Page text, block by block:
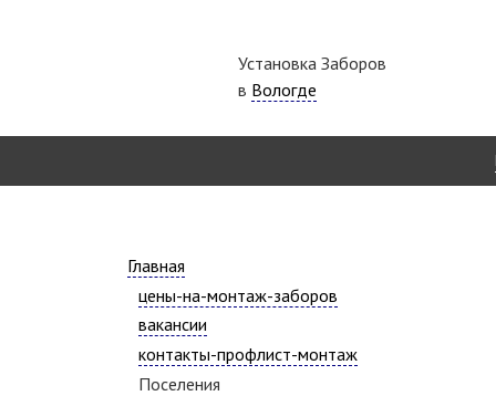
Установка Заборов
в Вологде
Главная
цены-на-монтаж-заборов
вакансии
контакты-профлист-монтаж
Поселения